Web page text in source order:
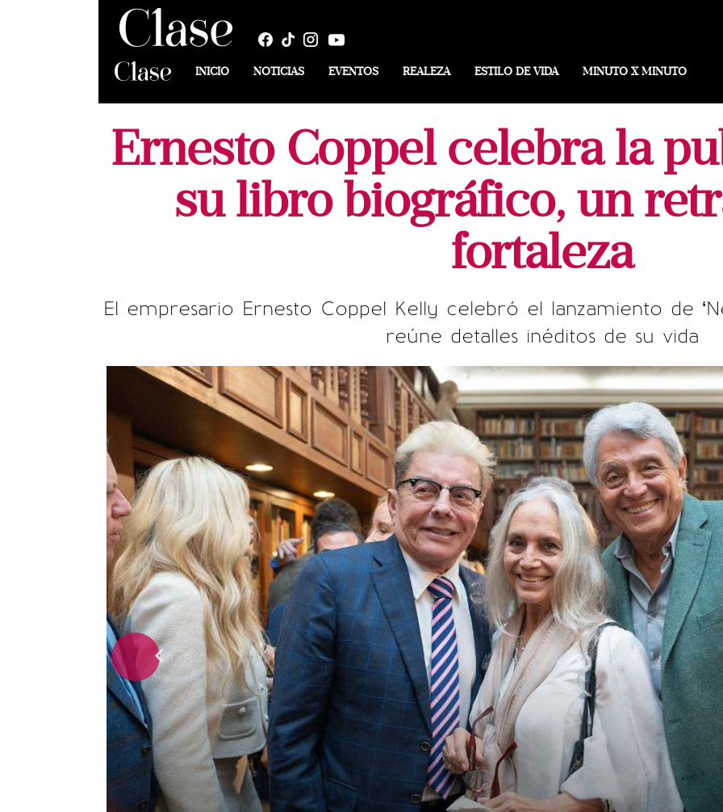
INICIO NOTICIAS EVENTOS REALEZA ESTILO DE VIDA MINUTO X MINUTO
Ernesto Coppel celebra la
su libro biográfico, un
fortaleza
El empresario Ernesto Coppel Kelly celebró el lanzamiento de
reúne detalles inéditos de su vida